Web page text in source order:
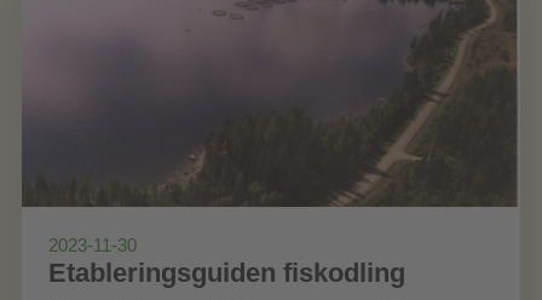
2023-11-30
Etableringsguiden fiskodling